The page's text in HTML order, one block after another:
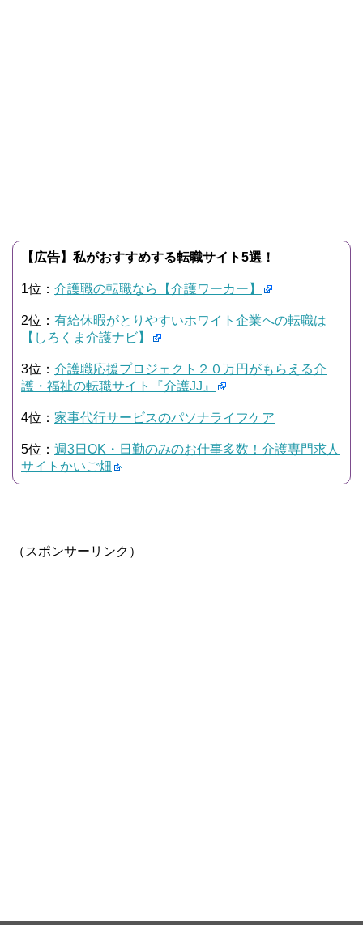
【広告】私がおすすめする転職サイト5選！
1位： 介護職の転職なら【介護ワーカー】
2位： 有給休暇がとりやすいホワイト企業への転職は
【しろくま介護ナビ】
3位： 介護職応援プロジェクト２０万円がもらえる介
護・福祉の転職サイト『介護JJ』
4位： 家事代行サービスのパソナライフケア
5位： 週3日OK・日勤のみのお仕事多数！介護専門求人
サイトかいご畑
（スポンサーリンク）